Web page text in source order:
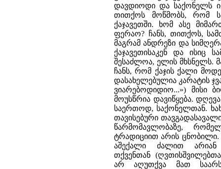
დავდიოდი და საქონელს
თითქოს მოწმობს, რომ
ქაჯავეთში. ხომ ასე
ფერაო? ჩანს, თითქოს,
მაგრამ ანდრეზი და
ქაჯავეთისაკენ და ისიც
შესაძლოა, ელის მხსნელს.
ჩანს, რომ ქაჯის ქალი
დასახელებულია კარატის
ვიარებოდიდიო...») მისი
მოუსწრია დავიწყება.
საერთოდ, საქონელთან.
თავისებური
წარმომავლობაზე,
ტრადიციით არის ცნობილი.
აშექალი ძალით
თქვენთან
არ აღუთქვა მათ